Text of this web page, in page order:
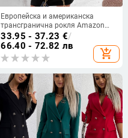
Европейска и американска
трансгранична рокля Amazon
2025 за жени с пайети,
асиметрична
33.95 - 37.23 €/
66.40 - 72.82 лв
add_shopping_cart